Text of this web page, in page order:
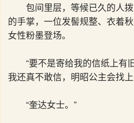
包间里层，等候已久的人
的手掌，一位发髻规整、衣着
女性粉墨登场。
“要不是寄给我的信纸上有
我还真不敢信，明昭公主会找
“奎达女士。”